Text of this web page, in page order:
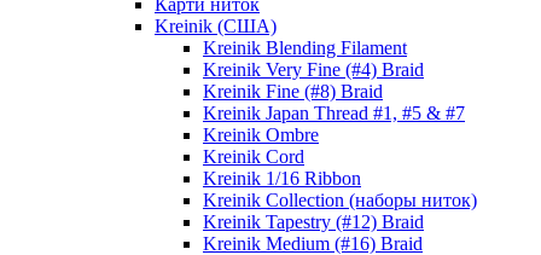
Kreinik (США)
Kreinik Blending Filament
Kreinik Very Fine (#4) Braid
Kreinik Fine (#8) Braid
Kreinik Japan Thread #1, #5 & #7
Kreinik Ombre
Kreinik Cord
Kreinik 1/16 Ribbon
Kreinik Collection (наборы ниток)
Kreinik Tapestry (#12) Braid
Kreinik Medium (#16) Braid